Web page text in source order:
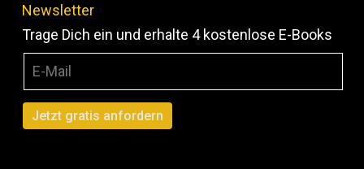
Newsletter
Trage Dich ein und erhalte 4 kostenlose E-Books